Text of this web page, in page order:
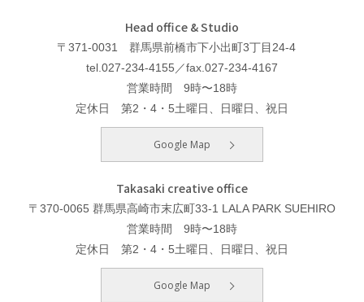
Head office & Studio
〒371-0031 群馬県前橋市下小出町3丁目24-4
tel.027-234-4155／fax.027-234-4167
営業時間 9時〜18時
定休日 第2・4・5土曜日、日曜日、祝日
Google Map
Takasaki creative office
〒370-0065 群馬県高崎市末広町33-1 LALA PARK SUEHIRO
営業時間 9時〜18時
定休日 第2・4・5土曜日、日曜日、祝日
Google Map